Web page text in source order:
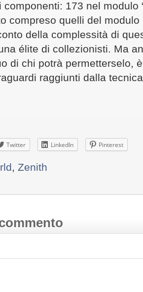
componenti: 173 nel modulo
compreso quelli del
della complessità di
élite di collezionisti. Ma
di chi potrà permetterselo,
raggiunti dalla
Twitter LinkedIn Pinterest
Zenith